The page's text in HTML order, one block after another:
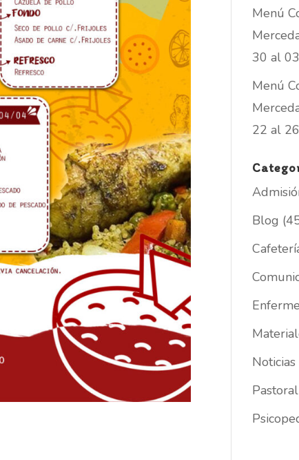
Menú
30 al
Menú
22 al
Blog
Noticias
Pastoral